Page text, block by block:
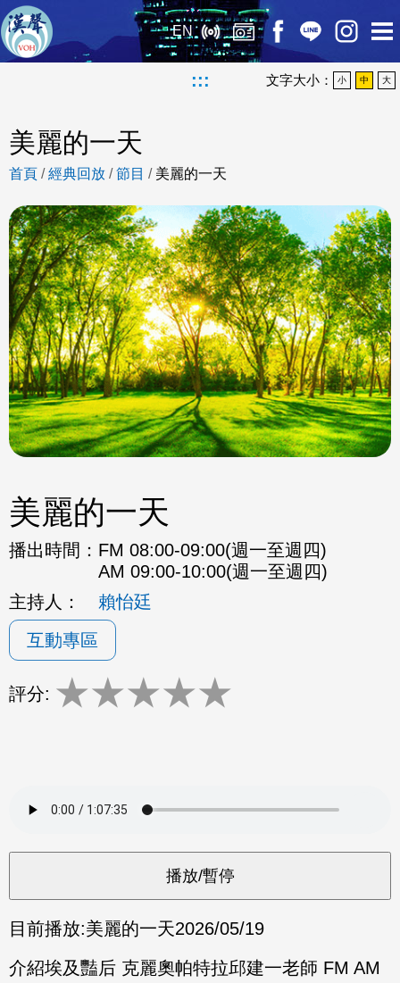
EN
::: 文字大小： 小 中 大
美麗的一天
首頁 /經典回放 /節目 / 美麗的一天
美麗的一天
播出時間： FM 08:00-09:00(週一至週四)
AM 09:00-10:00(週一至週四)
主持人：
賴怡廷
互動專區
評分: ★★★★★
目前播放:美麗的一天2026/05/19
介紹埃及豔后 克麗奧帕特拉邱建一老師 FM AM